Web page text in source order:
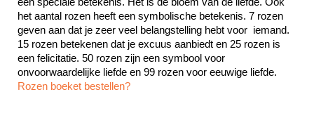
het aantal rozen heeft een symbolische betekenis. 7 rozen
geven aan dat je zeer veel belangstelling hebt voor  iemand.
15 rozen betekenen dat je excuus aanbiedt en 25 rozen is
een felicitatie. 50 rozen zijn een symbool voor
Rozen boeket bestellen?